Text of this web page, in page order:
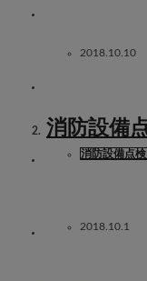
2018.10.10
消防設備
消防設備点
2018.10.1